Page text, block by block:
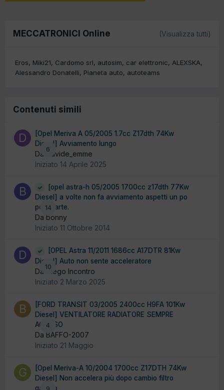
MECCATRONICI Online (Visualizza tutti)
Eros Miki21 Cardomo srl autosim car elettronic
ALEXSKA
Alessandro Donatelli
Pianeta auto autoteams
Contenuti simili
6
[Opel Meriva A 05/2005 1.7cc Z17dth 74Kw
Diesel] Avviamento lungo
Da Davide_emme
Iniziato 14 Aprile 2025
14
[opel astra-h 05/2005 1700cc z17dth 77Kw
Diesel] a volte non fa avviamento aspetti un po
poi riparte.
Da bonny
Iniziato 11 Ottobre 2014
10
[OPEL Astra 11/2011 1686cc A17DTR 81Kw
Diesel] Auto non sente acceleratore
Da Diego Incontro
Iniziato 2 Marzo 2025
4
[FORD TRANSIT 03/2005 2400cc H9FA 101Kw
Diesel] VENTILATORE RADIATORE SEMPRE
ACCESO
Da BAFFO-2007
Iniziato 21 Maggio
[Opel Meriva-A 10/2004 1700cc Z17DTH 74Kw
Diesel] Non accelera più dopo cambio filtro
gasolio